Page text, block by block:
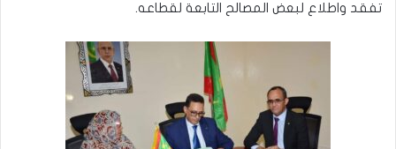
تفقد واطلاع لبعض المصالح التابعة لقطاعه.